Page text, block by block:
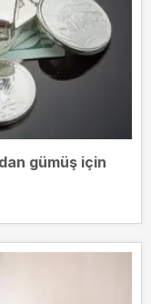
gümüş için